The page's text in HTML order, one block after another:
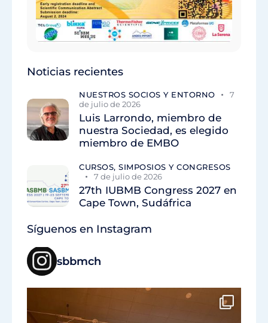
Noticias recientes
NUESTROS SOCIOS Y ENTORNO
7
de julio de 2026
Luis Larrondo, miembro de
nuestra Sociedad, es elegido
miembro de EMBO
CURSOS, SIMPOSIOS Y CONGRESOS
7 de julio de 2026
27th IUBMB Congress 2027 en
Cape Town, Sudáfrica
Síguenos en Instagram
sbbmch